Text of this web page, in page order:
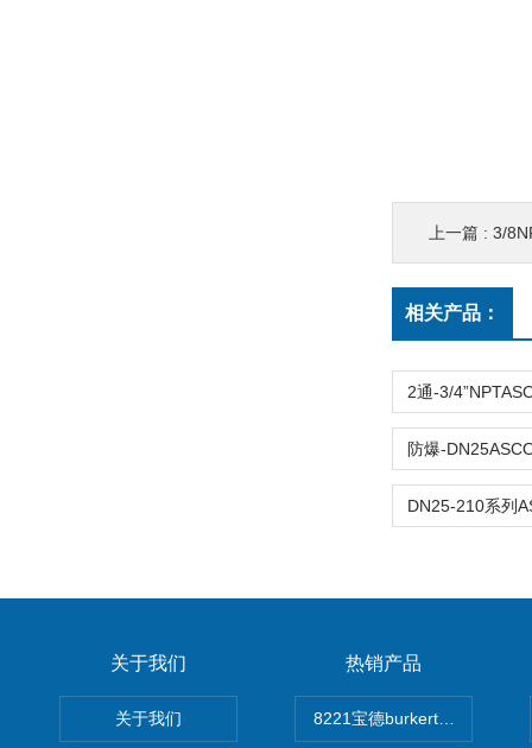
上一篇 : 3/
相关产品：
关于我们
关于我们
热销产品
8221宝德burkert电导率探头